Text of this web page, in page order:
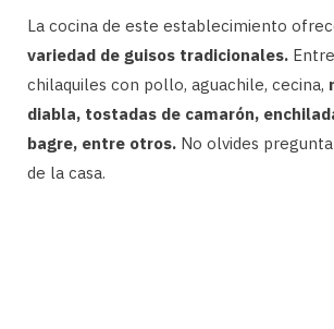
La cocina de este establecimiento
variedad de guisos tradicionales.
chilaquiles con pollo, aguachile, cecina,
diabla, tostadas de camarón,
bagre, entre otros. No olvides
de la casa.